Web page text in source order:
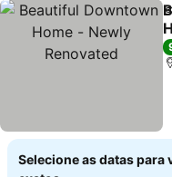
Selecione as datas para